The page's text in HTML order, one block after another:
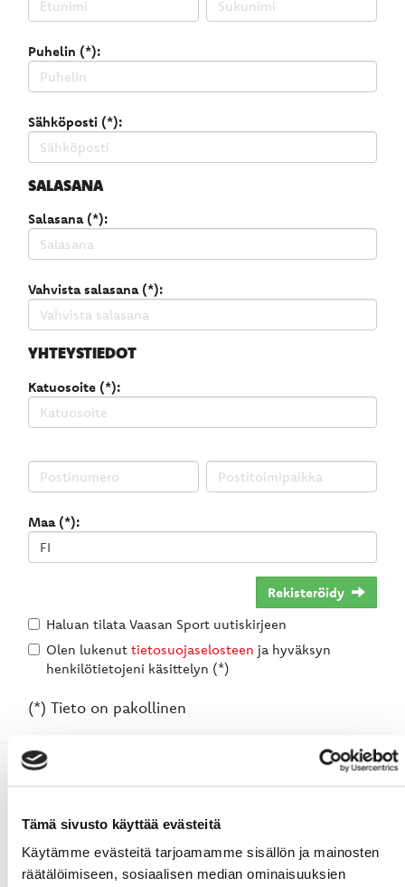
Tämä sivusto käyttää evästeitä
Käytämme evästeitä tarjoamamme sisällön ja mainosten
räätälöimiseen, sosiaalisen median ominaisuuksien
Puhelin (*):
Sähköposti (*):
SALASANA
Salasana (*):
Vahvista salasana (*):
YHTEYSTIEDOT
Katuosoite (*):
Maa (*):
Rekisteröidy
Haluan tilata Vaasan Sport uutiskirjeen
Olen lukenut tietosuojaselosteen ja hyväksyn
henkilötietojeni käsittelyn (*)
(*) Tieto on pakollinen